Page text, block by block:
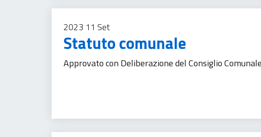
2023 11 Set
Statuto comunale
Approvato con Deliberazione del Consiglio